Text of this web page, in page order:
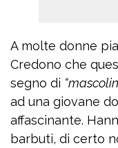
A molte donne
Credono che
segno di
ad una giovane
affascinante.
barbuti, di certo